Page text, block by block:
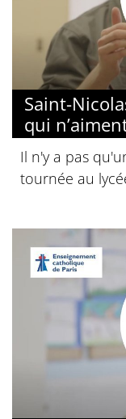
Saint-
qui
Il n'y a pas
tournée au